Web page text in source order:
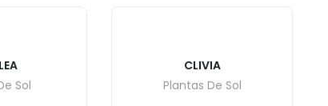
Sol
CLIVIA
Plantas De Sol